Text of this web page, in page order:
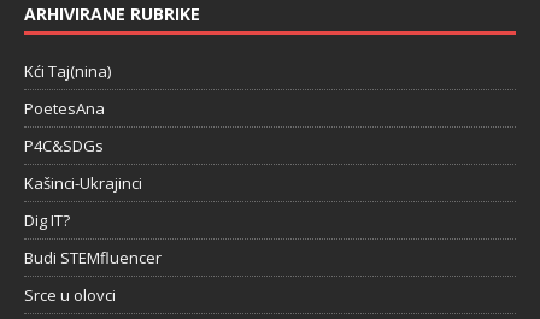
ARHIVIRANE RUBRIKE
Kći Taj(nina)
PoetesAna
P4C&SDGs
Kašinci-Ukrajinci
Dig IT?
Budi STEMfluencer
Srce u olovci